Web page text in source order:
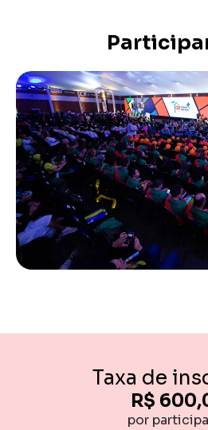
Taxa de
R$
por